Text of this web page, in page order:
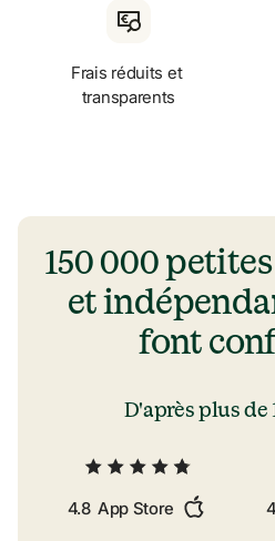
Frais réduits et
transparents
150 000
et
font
D'après plus de
4.8 App Store